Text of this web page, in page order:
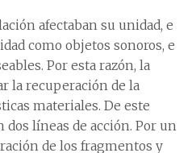
afectaban su unidad, e
como objetos sonoros, e
Por esta razón, la
la recuperación de la
materiales. De este
líneas de acción. Por un
de los fragmentos y